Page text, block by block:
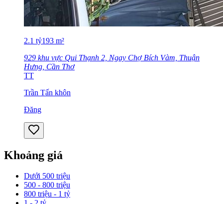
2.1 tỷ193 m²
929 khu vực Qui Thạnh 2, Ngay Chợ Bích Vàm, Thuận
Hưng, Cần Thơ
TT
Trần Tấn khôn
Đăng
Khoảng giá
Dưới 500 triệu
500 - 800 triệu
800 triệu - 1 tỷ